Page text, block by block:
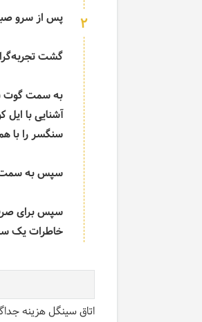
2 پس از سرو
گشت
به سمت گوت
آشنایی با
سنگسر را با
سپس به سمت
سپس برای
خاطرات یک
اتاق سینگل هزینه